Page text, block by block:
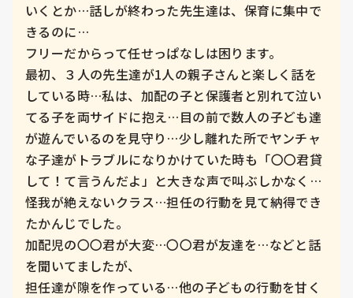
いくとか…話しが終わった先生達は、保育に集中で
きるのに…
フリーだからって任せっぱなしは困ります。
最初、３人の先生達が1人の親子さんと楽しく話を
している時…私は、加配の子と保護者と別れて泣い
てる子を両サイドに抱え…目の前で数人の子ども達
が遊んでいるのを見守り…少し離れた所でヤンチャ
な子達がトラブルになりかけていた時も「〇〇君貸
して！て言うんだよ」と大きな声で叫ぶしかなく…
怪我が絶えないクラス…担任の行動を見て納得でき
たかんじでした。
加配児の〇〇君が大変…〇〇君が友達を…などと話
を聞いてましたが、
担任達が隙を作っている…他の子どもの行動を甘く